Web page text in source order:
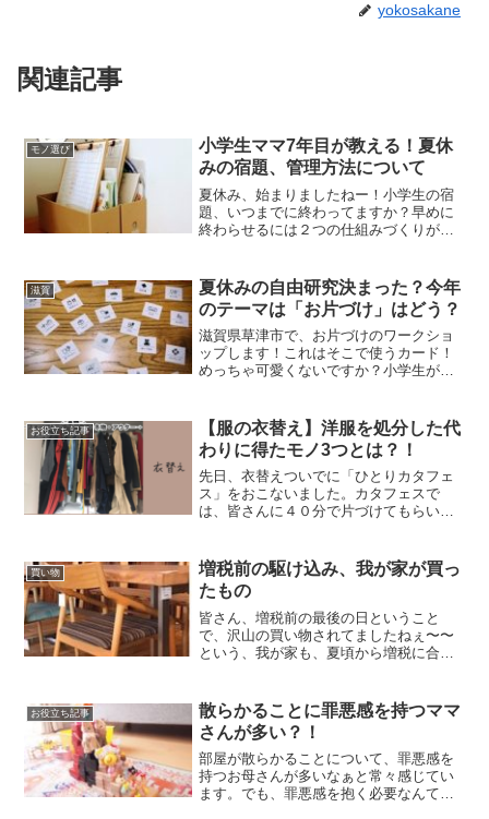
yokosakane
関連記事
モノ選び
小学生ママ7年目が教える！夏休
みの宿題、管理方法について
夏休み、始まりましたねー！小学生の宿
題、いつまでに終わってますか？早めに
終わらせるには２つの仕組みづくりが肝
滋賀
夏休みの自由研究決まった？今年
のテーマは「お片づけ」はどう？
滋賀県草津市で、お片づけのワークショ
ップします！これはそこで使うカード！
めっちゃ可愛くないですか？小学生が、
と、迷いがちなものなど、たくさんの種
類のカードを使って学びます！
お役立ち記事
【服の衣替え】洋服を処分した代
わりに得たモノ3つとは？！
先日、衣替えついでに「ひとりカタフェ
ス」をおこないました。カタフェスで
は、皆さんに４０分で片づけてもらい、
のに、かかった時間は２時間！！！今ま
で処分対象に入っていなかったモノと
は？そして処分した代わりに得られたモ
ノとは？
買い物
増税前の駆け込み、我が家が買っ
たもの
皆さん、増税前の最後の日ということ
で、沢山の買い物されてましたねぇ〜〜
という、我が家も、夏頃から増税に合わ
お役立ち記事
散らかることに罪悪感を持つママ
さんが多い？！
部屋が散らかることについて、罪悪感を
持つお母さんが多いなぁと常々感じてい
ます。でも、罪悪感を抱く必要なんてな